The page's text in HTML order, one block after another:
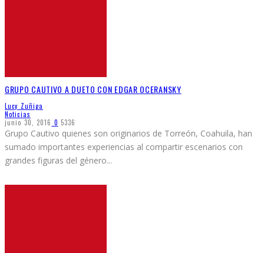
GRUPO CAUTIVO A DUETO CON EDGAR OCERANSKY
Lucy Zuñiga
Noticias
junio 30, 2016 0 5336
Grupo Cautivo quienes son originarios de Torreón, Coahuila, han
sumado importantes experiencias al compartir escenarios con
grandes figuras del género...